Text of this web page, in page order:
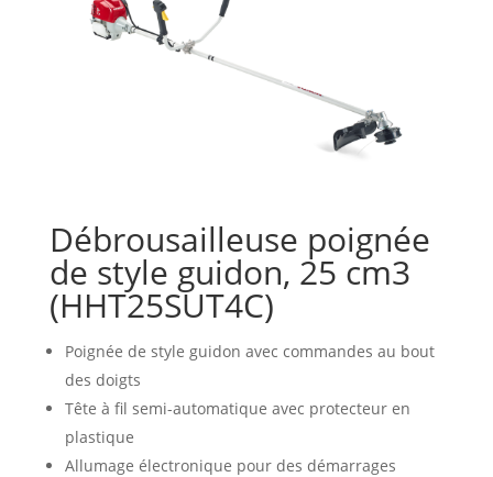
Débrousailleuse poignée
de style guidon, 25 cm3
(HHT25SUT4C)
Poignée de style guidon avec commandes au bout
des doigts
Tête à fil semi-automatique avec protecteur en
plastique
Allumage électronique pour des démarrages